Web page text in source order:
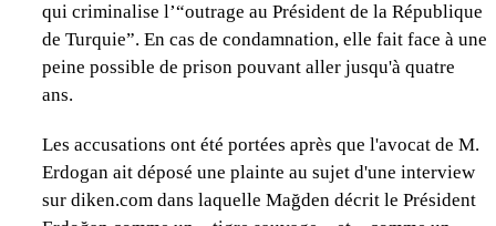
qui criminalise l’“outrage au Président de la République
de Turquie”. En cas de condamnation, elle fait face à une
peine possible de prison pouvant aller jusqu'à quatre
ans.
Les accusations ont été portées après que l'avocat de M.
Erdogan ait déposé une plainte au sujet d'une interview
sur diken.com dans laquelle Mağden décrit le Président